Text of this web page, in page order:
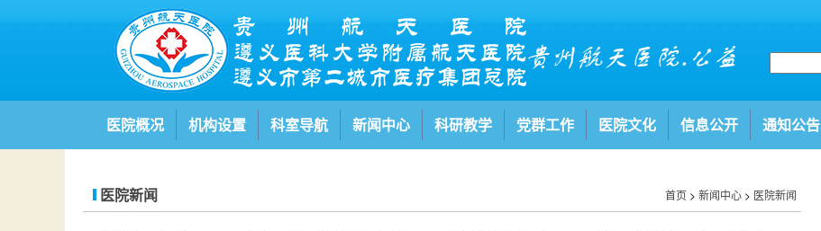
医院概况 机构设置 科室导航 新闻中心 科研教学 党群工作 医院文化 信息公开 通知公告
首页 > 新闻中心 > 医院新闻
医院新闻